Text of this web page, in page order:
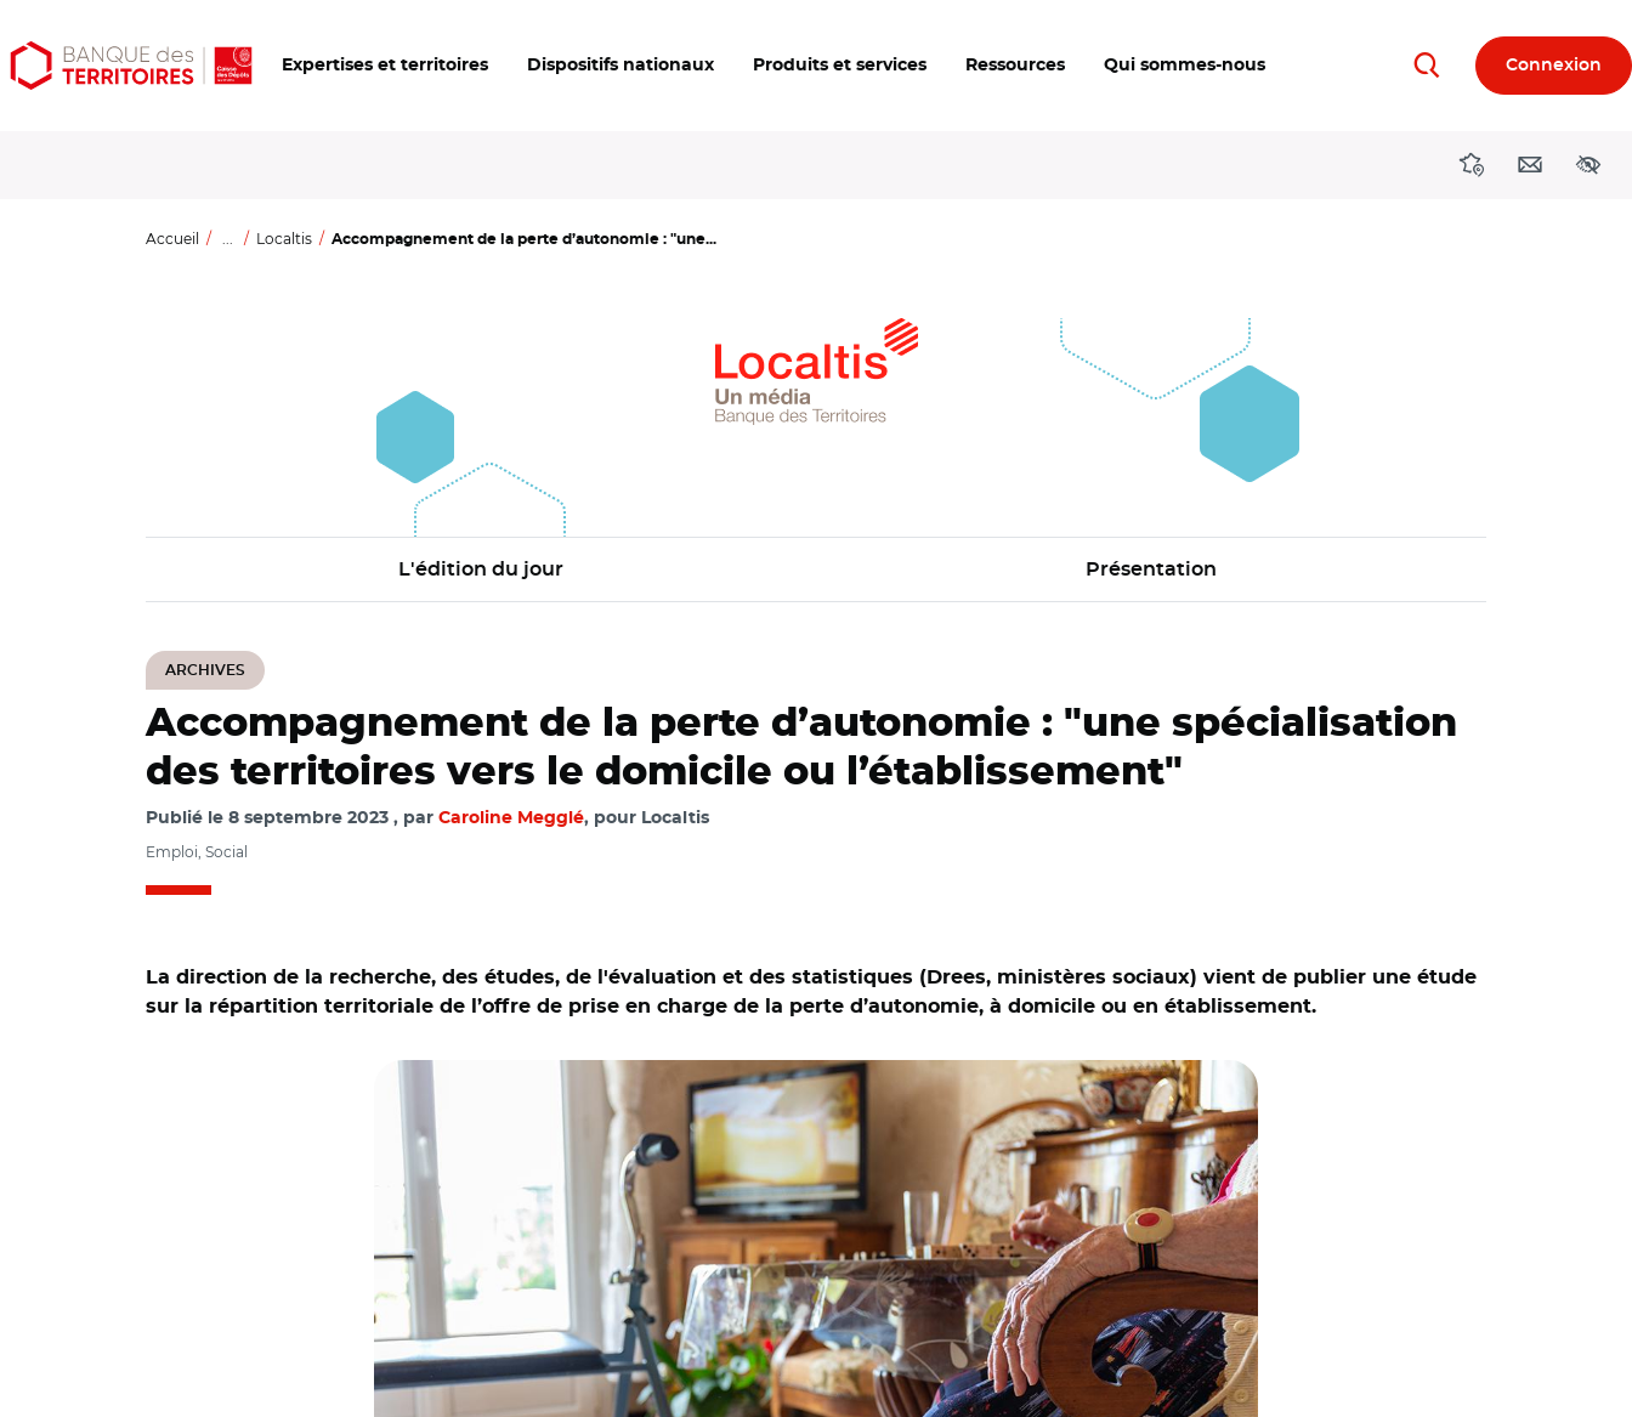
Aller
au
Aller
au
Ouvrir
les
Expertises et territoires Dispositifs nationaux Produits et services Ressources Qui sommes-nous RechercherConnexion
DirectionsContact
Accueil ... Localtis Accompagnement de la perte d’autonomie : "une...
L'édition du jour Présentation
ARCHIVES
Accompagnement de la perte d’autonomie : "une spécialisation
des territoires vers le domicile ou l’établissement"
Publié le 8 septembre 2023 par Caroline Megglé, pour Localtis
Emploi, Social
La direction de la recherche, des études, de l'évaluation et des statistiques (Drees, ministères sociaux) vient de publier une étude
sur la répartition territoriale de l’offre de prise en charge de la perte d’autonomie, à domicile ou en établissement.